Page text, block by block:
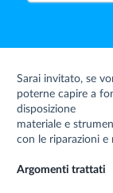
Sarai invitato, se
poterne capire a
disposizione
materiale e
con le riparazioni e
Argomenti trattati